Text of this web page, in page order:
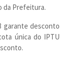
da Prefeitura.
garante desconto
única do IPTU